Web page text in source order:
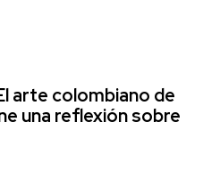
arte colombiano de
una reflexión sobre